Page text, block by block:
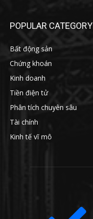
POPULAR CATEGORY
Bất động sản
Chứng khoán
Kinh doanh
Tiền điện tử
Phân tích chuyên sâu
Tài chính
Kinh tế vĩ mô